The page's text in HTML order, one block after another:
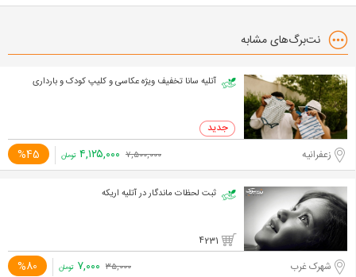
نت‌برگ‌های مشابه
آتلیه سانا تخفیف ویژه عکاسی و کلیپ کودک و بارداری
زعفرانیه %45 ۷,۵۰۰,۰۰۰ ۴,۱۲۵,۰۰۰ تومان
ثبت لحظات ماندگار در آتلیه اریکه
4231
شهرک غرب %80 ۳۵,۰۰۰ ۷,۰۰۰ تومان